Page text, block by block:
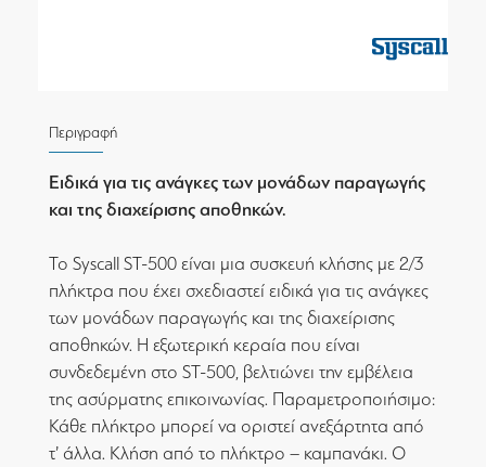
Περιγραφή
Ειδικά για τις ανάγκες των μονάδων παραγωγής
και της διαχείρισης αποθηκών.
Το Syscall ST-500 είναι μια συσκευή κλήσης με 2/3
πλήκτρα που έχει σχεδιαστεί ειδικά για τις ανάγκες
των μονάδων παραγωγής και της διαχείρισης
αποθηκών. Η εξωτερική κεραία που είναι
συνδεδεμένη στο ST-500, βελτιώνει την εμβέλεια
της ασύρματης επικοινωνίας. Παραμετροποιήσιμο:
Κάθε πλήκτρο μπορεί να οριστεί ανεξάρτητα από
τ’ άλλα. Κλήση από το πλήκτρο – καμπανάκι. Ο